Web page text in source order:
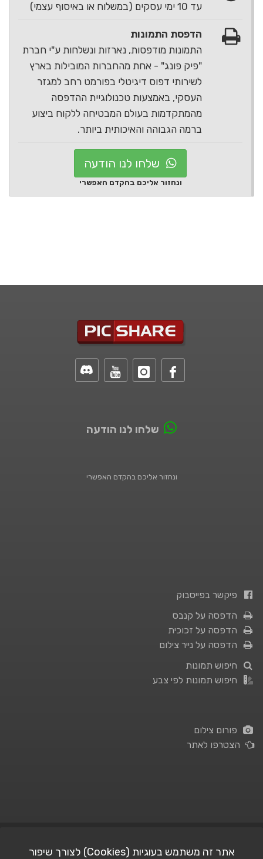
עד 10 ימי עסקים (במשלוח או באיסוף עצמי)
הדפסת התמונות
התמונות מודפסות, נארזות ונשלחות ע"י חברת
"פיק פונג" - אחת מהחברות המובילות בארץ
לשירותי דפוס דיגיטלי בפורמט רחב למגזר
העסקי, באמצעות טכנולוגיית ההדפסה
מהמתקדמות בעולם המבטיחה ללקוח ביצוע
ברמה הגבוהה והאיכותית ביותר.
שלחו לנו הודעה
ונחזור אליכם בהקדם האפשרי
שלחו לנו הודעה
ונחזור אליכם בהקדם האפשרי
פיקשר בפייסבוק
הדפסה על קנבס
הדפסה על זכוכית
הדפסה על נייר צילום
חיפוש תמונות
חיפוש תמונות לפי צבע
פורום צילום
הצטרפו לאתר
אתר זה משתמש בעוגיות (Cookies) לצורך שיפור